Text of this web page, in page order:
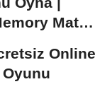
Match
Online